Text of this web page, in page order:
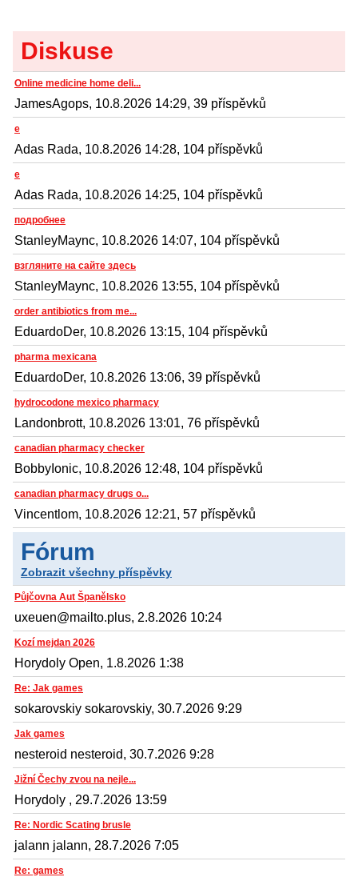
Diskuse
Online medicine home deli...
JamesAgops, 10.8.2026 14:29, 39 příspěvků
e
Adas Rada, 10.8.2026 14:28, 104 příspěvků
e
Adas Rada, 10.8.2026 14:25, 104 příspěvků
подробнее
StanleyMaync, 10.8.2026 14:07, 104 příspěvků
взгляните на сайте здесь
StanleyMaync, 10.8.2026 13:55, 104 příspěvků
order antibiotics from me...
EduardoDer, 10.8.2026 13:15, 104 příspěvků
pharma mexicana
EduardoDer, 10.8.2026 13:06, 39 příspěvků
hydrocodone mexico pharmacy
Landonbrott, 10.8.2026 13:01, 76 příspěvků
canadian pharmacy checker
BobbyIonic, 10.8.2026 12:48, 104 příspěvků
canadian pharmacy drugs o...
Vincentlom, 10.8.2026 12:21, 57 příspěvků
Fórum
Zobrazit všechny příspěvky
Půjčovna Aut Španělsko
uxeuen@mailto.plus, 2.8.2026 10:24
Kozí mejdan 2026
Horydoly Open, 1.8.2026 1:38
Re: Jak games
sokarovskiy sokarovskiy, 30.7.2026 9:29
Jak games
nesteroid nesteroid, 30.7.2026 9:28
Jižní Čechy zvou na nejle...
Horydoly , 29.7.2026 13:59
Re: Nordic Scating brusle
jalann jalann, 28.7.2026 7:05
Re: games